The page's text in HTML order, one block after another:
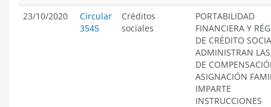
23/10/2020
Circular
3545
Créditos
sociales
PORTABILIDAD
FINANCIERA Y
DE CRÉDITO
ADMINISTRAN LAS
DE
ASIGNACIÓN
IMPARTE
INSTRUCCIONES